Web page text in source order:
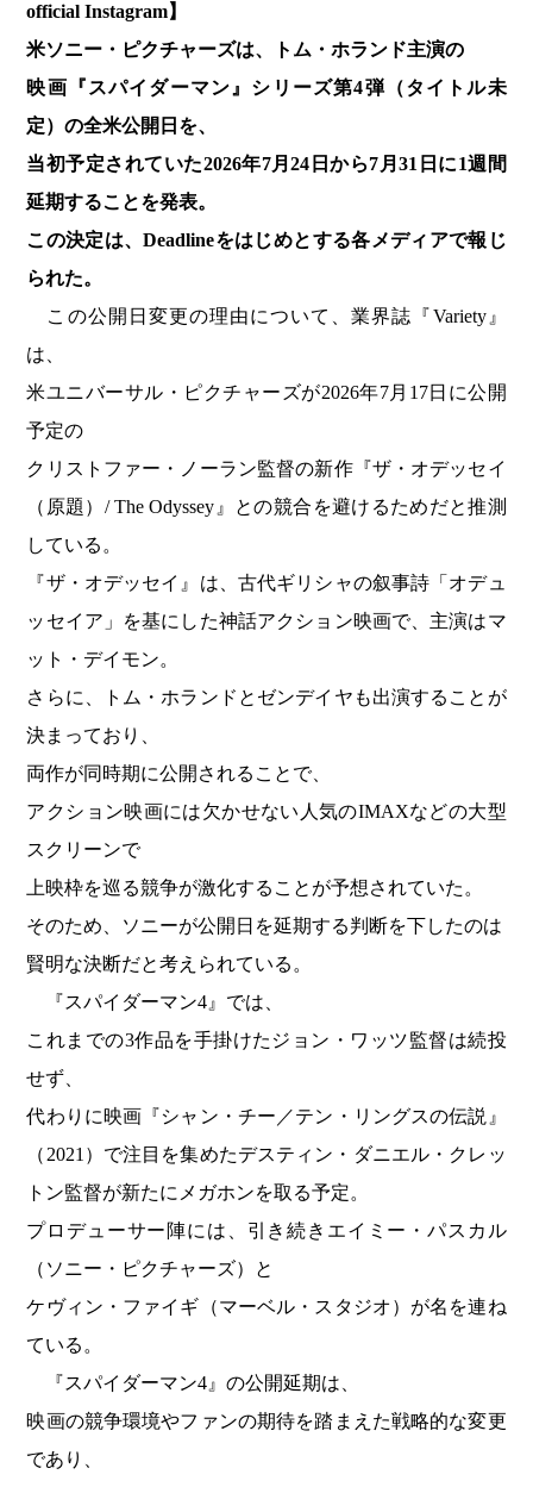
official Instagram】
米ソニー・ピクチャーズは、トム・ホランド主演の
映画『スパイダーマン』シリーズ第4弾（タイトル未
定）の全米公開日を、
当初予定されていた2026年7月24日から7月31日に1週間
延期することを発表。
この決定は、Deadlineをはじめとする各メディアで報じ
られた。
この公開日変更の理由について、業界誌『Variety』
は、
米ユニバーサル・ピクチャーズが2026年7月17日に公開
予定の
クリストファー・ノーラン監督の新作『ザ・オデッセイ
（原題）/ The Odyssey』との競合を避けるためだと推測
している。
『ザ・オデッセイ』は、古代ギリシャの叙事詩「オデュ
ッセイア」を基にした神話アクション映画で、主演はマ
ット・デイモン。
さらに、トム・ホランドとゼンデイヤも出演することが
決まっており、
両作が同時期に公開されることで、
アクション映画には欠かせない人気のIMAXなどの大型
スクリーンで
上映枠を巡る競争が激化することが予想されていた。
そのため、ソニーが公開日を延期する判断を下したのは
賢明な決断だと考えられている。
『スパイダーマン4』では、
これまでの3作品を手掛けたジョン・ワッツ監督は続投
せず、
代わりに映画『シャン・チー／テン・リングスの伝説』
（2021）で注目を集めたデスティン・ダニエル・クレッ
トン監督が新たにメガホンを取る予定。
プロデューサー陣には、引き続きエイミー・パスカル
（ソニー・ピクチャーズ）と
ケヴィン・ファイギ（マーベル・スタジオ）が名を連ね
ている。
『スパイダーマン4』の公開延期は、
映画の競争環境やファンの期待を踏まえた戦略的な変更
であり、